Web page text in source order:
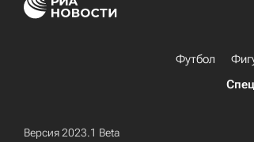
Футбол
Версия 2023.1 Beta